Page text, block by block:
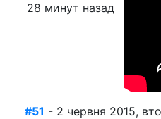
28 минут назад
#51 - 2 червня 2015,